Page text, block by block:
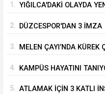
1. YIĞILCA'DAKİ OLAYDA
2. DÜZCESPOR'DAN 3 İMZA
3. MELEN ÇAYI’NDA KÜREK
4. KAMPÜS HAYATINI
5. ATLAMAK İÇİN 3 KATLI